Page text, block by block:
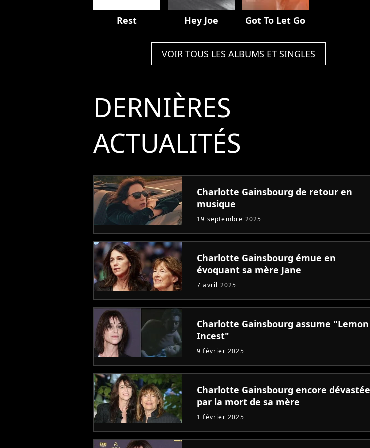
Rest Hey Joe Got To Let Go
VOIR TOUS LES ALBUMS ET SINGLES
DERNIÈRES
ACTUALITÉS
Charlotte Gainsbourg de retour en
musique
19 septembre 2025
Charlotte Gainsbourg émue en
évoquant sa mère Jane
7 avril 2025
Charlotte Gainsbourg assume "Lemon
Incest"
9 février 2025
Charlotte Gainsbourg encore dévastée
par la mort de sa mère
1 février 2025